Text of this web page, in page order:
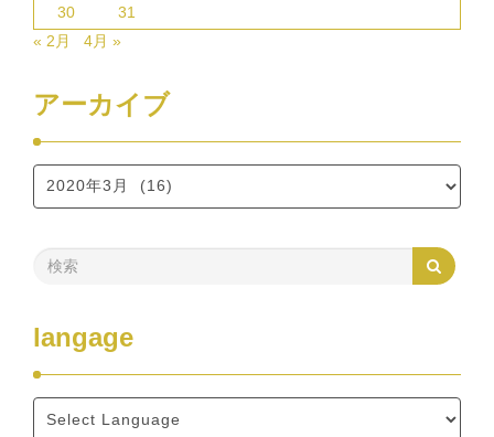
30
31
« 2月
4月 »
アーカイブ
langage